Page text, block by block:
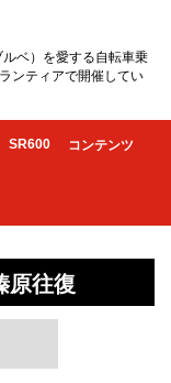
ベ）を愛する自転車乗
ンティアで開催してい
SR600 コンテンツ
原往復